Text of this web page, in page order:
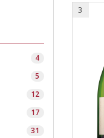
4
5
12
17
31
3